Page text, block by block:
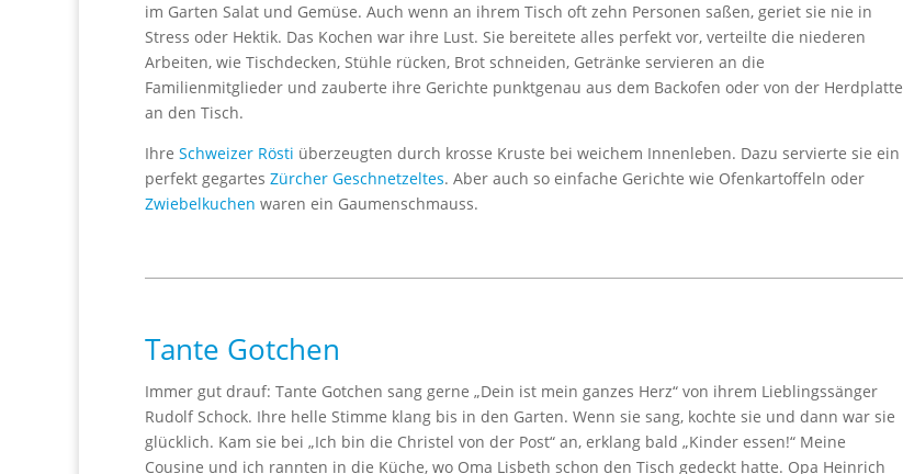
im Garten Salat und Gemüse. Auch wenn an ihrem Tisch oft zehn Personen saßen, geriet sie nie in
Stress oder Hektik. Das Kochen war ihre Lust. Sie bereitete alles perfekt vor, verteilte die niederen
Arbeiten, wie Tischdecken, Stühle rücken, Brot schneiden, Getränke servieren an die
Familienmitglieder und zauberte ihre Gerichte punktgenau aus dem Backofen oder von der Herdplatte
an den Tisch.
Ihre Schweizer Rösti überzeugten durch krosse Kruste bei weichem Innenleben. Dazu servierte sie ein
perfekt gegartes Zürcher Geschnetzeltes. Aber auch so einfache Gerichte wie Ofenkartoffeln oder
Zwiebelkuchen waren ein Gaumenschmauss.
Tante Gotchen
Immer gut drauf: Tante Gotchen sang gerne „Dein ist mein ganzes Herz“ von ihrem Lieblingssänger
Rudolf Schock. Ihre helle Stimme klang bis in den Garten. Wenn sie sang, kochte sie und dann war sie
glücklich. Kam sie bei „Ich bin die Christel von der Post“ an, erklang bald „Kinder essen!“ Meine
Cousine und ich rannten in die Küche, wo Oma Lisbeth schon den Tisch gedeckt hatte. Opa Heinrich